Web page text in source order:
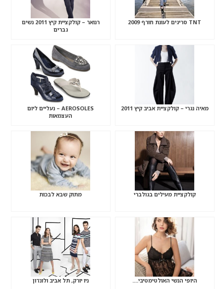
TNT סריגים לעונת חורף 2009
רנואר – קולקציית קיץ 2011 נשים
גברים
מאיה נגרי – קולקציית אביב קיץ 2011
AEROSOLES – נעליים ליום
העצמאות
קולקציית מעילים בגולברי מתוק שבא לבכות
היופי הנשי האולטימטיבי…. ניו יורק, תל אביב ולונדון